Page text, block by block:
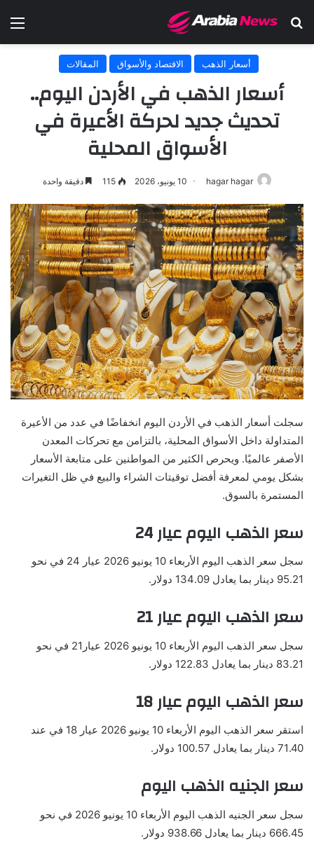
بحث عن
أسعار الذهب الاقتصاد والأسواق المقالات
أسعار الذهب في الأردن اليوم..
تحديث جديد لحركة الأعيرة في
الأسواق المحلية
hagar hagar 10 يونيو، 2026 115 دقيقة واحدة
سجلت أسعار الذهب في الأردن اليوم انخفاضًا في عدد من الأعيرة
المتداولة داخل الأسواق المحلية، بالتزامن مع تحركات المعدن
الأصفر عالميًا. ويحرص الكثير من المواطنين على متابعة الأسعار
بشكل يومي لمعرفة أفضل توقيتات الشراء والبيع في ظل التغيرات
المستمرة بالسوق.
سعر الذهب اليوم عيار 24
سجل سعر الذهب اليوم الأربعاء 10 يونيو 2026 عيار 24 في نحو
95.21 دينار بما يعادل 134.09 دولار.
سعر الذهب اليوم عيار 21
سجل سعر الذهب اليوم الأربعاء 10 يونيو 2026 عيار21 في نحو
83.21 دينار بما يعادل 122.83 دولار.
سعر الذهب اليوم عيار 18
استقر سعر الذهب اليوم الأربعاء 10 يونيو 2026 عيار 18 في عند
71.40 دينار بما يعادل 100.57 دولار.
سعر الجنيه الذهب اليوم
سجل سعر الجنيه الذهب اليوم الأربعاء 10 يونيو 2026 في نحو
666.45 دينار بما يعادل 938.66 دولار.